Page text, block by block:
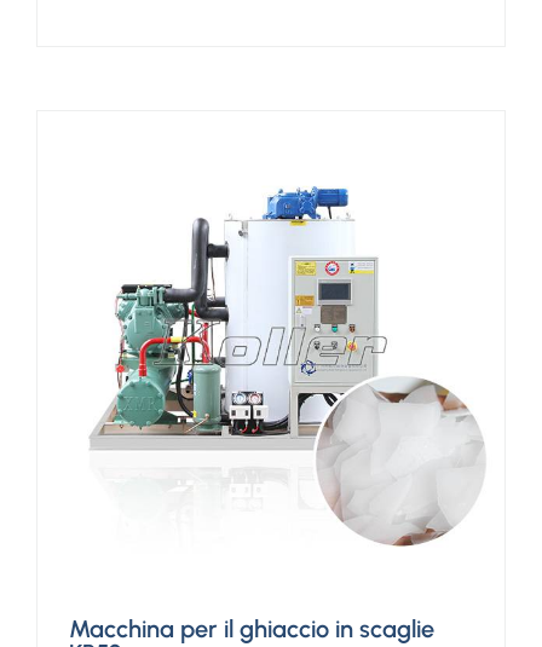
Macchina per il ghiaccio in scaglie